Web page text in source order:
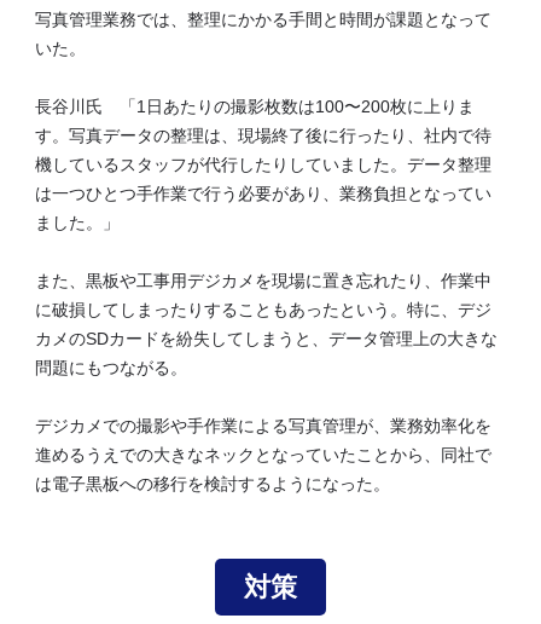
写真管理業務では、整理にかかる手間と時間が課題となって
いた。
長谷川氏 「1日あたりの撮影枚数は100〜200枚に上りま
す。写真データの整理は、現場終了後に行ったり、社内で待
機しているスタッフが代行したりしていました。データ整理
は一つひとつ手作業で行う必要があり、業務負担となってい
ました。」
また、黒板や工事用デジカメを現場に置き忘れたり、作業中
に破損してしまったりすることもあったという。特に、デジ
カメのSDカードを紛失してしまうと、データ管理上の大きな
問題にもつながる。
デジカメでの撮影や手作業による写真管理が、業務効率化を
進めるうえでの大きなネックとなっていたことから、同社で
は電子黒板への移行を検討するようになった。
対策